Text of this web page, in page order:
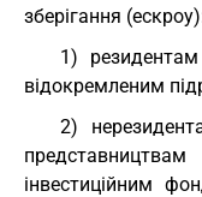
зберігання
1)
відокремленим
2)
інвестиційним